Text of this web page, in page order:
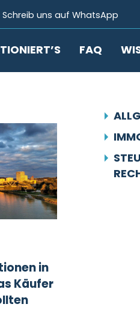
Schreib uns auf WhatsApp
FAQ
in
Käufer